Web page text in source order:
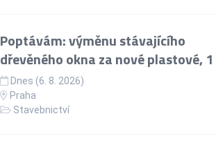
Poptávám: výměnu stávajícího
dřevěného okna za nové plastové,
Dnes (6. 8. 2026)
Praha
Stavebnictví